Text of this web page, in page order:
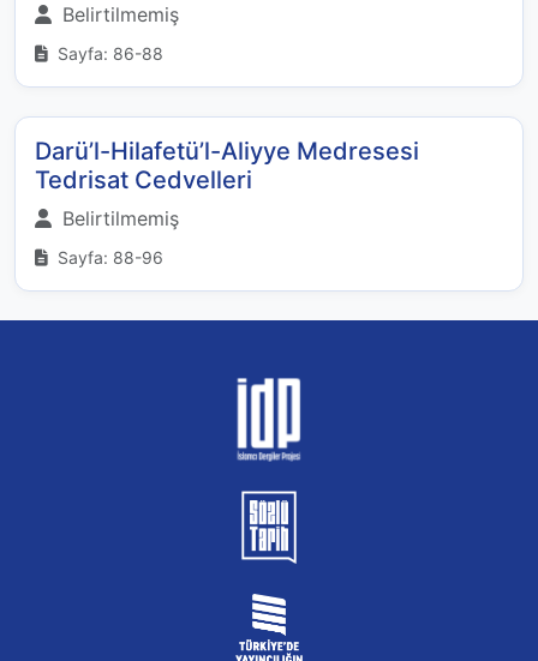
Belirtilmemiş
Sayfa: 86-88
Darü’l-Hilafetü’l-Aliyye Medresesi
Tedrisat Cedvelleri
Belirtilmemiş
Sayfa: 88-96